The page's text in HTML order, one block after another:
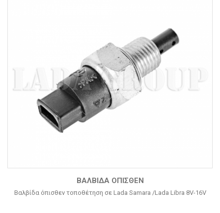
ΒΑΛΒΊΔΑ ΌΠΙΣΘΕΝ
Βαλβίδα όπισθεν τοποθέτηση σε Lada Samara /Lada Libra 8V-16V